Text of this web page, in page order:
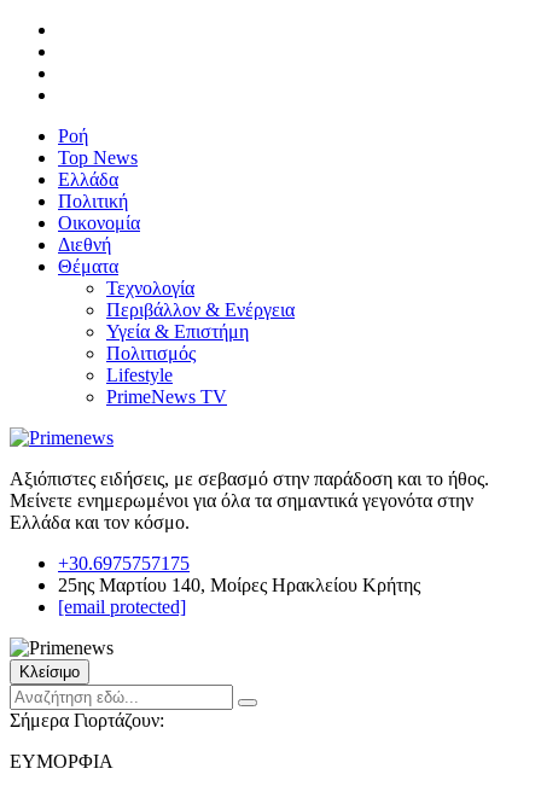
Ροή
Top News
Ελλάδα
Πολιτική
Οικονομία
Διεθνή
Θέματα
Τεχνολογία
Περιβάλλον & Ενέργεια
Υγεία & Επιστήμη
Πολιτισμός
Lifestyle
PrimeNews TV
Αξιόπιστες ειδήσεις, με σεβασμό στην παράδοση και το ήθος.
Μείνετε ενημερωμένοι για όλα τα σημαντικά γεγονότα στην
Ελλάδα και τον κόσμο.
+30.6975757175
25ης Μαρτίου 140, Μοίρες Ηρακλείου Κρήτης
[email protected]
Κλείσιμο
Σήμερα Γιορτάζουν:
ΕΥΜΟΡΦΙΑ